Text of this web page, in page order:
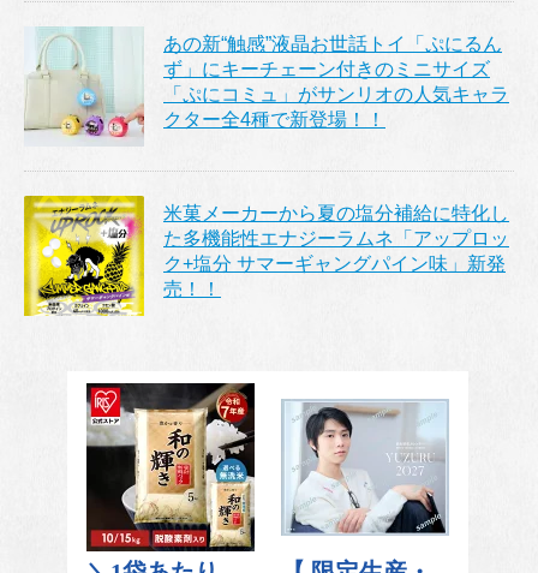
あの新“触感”液晶お世話トイ「ぷにるん
ず」にキーチェーン付きのミニサイズ
「ぷにコミュ」がサンリオの人気キャラ
クター全4種で新登場！！
米菓メーカーから夏の塩分補給に特化し
た多機能性エナジーラムネ「アップロッ
ク+塩分 サマーギャングパイン味」新発
売！！